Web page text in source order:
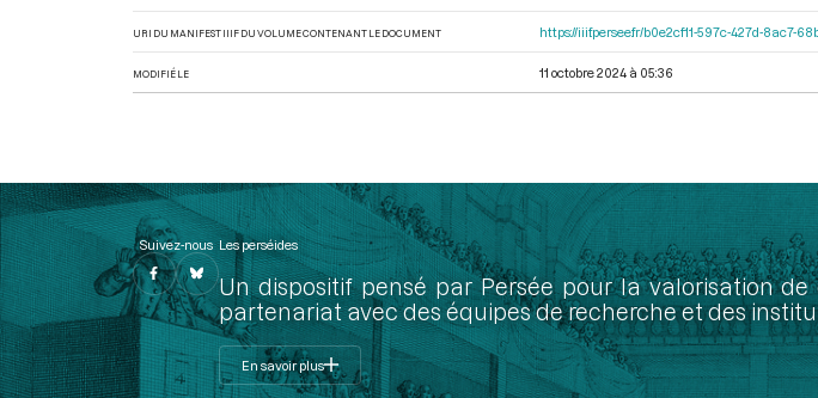
URI DU MANIFEST IIIF DU VOLUME CONTENANT LE DOCUMENT https://iiif.persee.fr/b0e2cf11-597c-427d-8ac7-
MODIFIÉ LE 11 octobre 2024 à 05:36
Suivez-nous Les perséides
Un dispositif pensé par Persée pour la valorisation
partenariat avec des équipes de recherche et des
En savoir plus